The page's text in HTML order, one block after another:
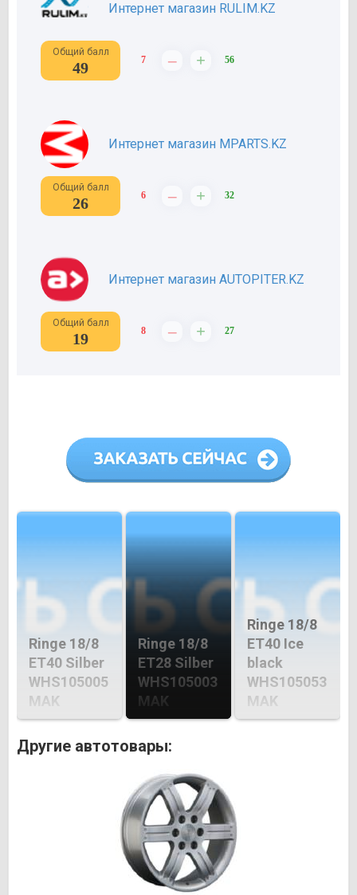
Интернет магазин RULIM.KZ
Общий балл
49 7 – + 56
Интернет магазин MPARTS.KZ
Общий балл
26 6 – + 32
Интернет магазин AUTOPITER.KZ
Общий балл
19 8 – + 27
Ringe 18/8
ET40 Silber
WHS105005
MAK
Ringe 18/8
ET28 Silber
WHS105003
MAK
Ringe 18/8
ET40 Ice
black
WHS105053
MAK
Другие автотовары: